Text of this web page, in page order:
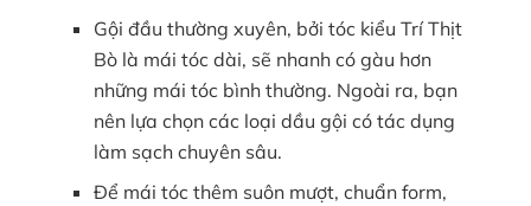
Gội đầu thường xuyên, bởi tóc kiểu Trí Thịt
Bò là mái tóc dài, sẽ nhanh có gàu hơn
những mái tóc bình thường. Ngoài ra, bạn
nên lựa chọn các loại dầu gội có tác dụng
làm sạch chuyên sâu.
Để mái tóc thêm suôn mượt, chuẩn form,